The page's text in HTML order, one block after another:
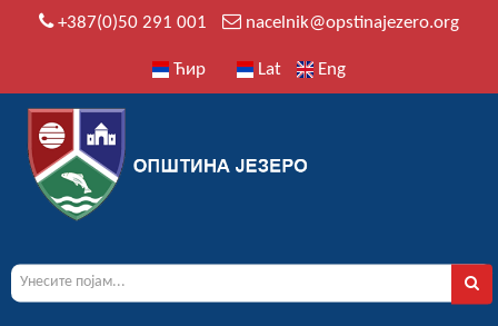
+387(0)50 291 001 nacelnik@opstinajezero.org
Ћир Lat Eng